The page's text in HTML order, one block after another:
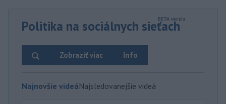
Politika na sociálnych sieťach
Info
Zobraziť viac
Najnovšie videáNajsledovanejšie videá